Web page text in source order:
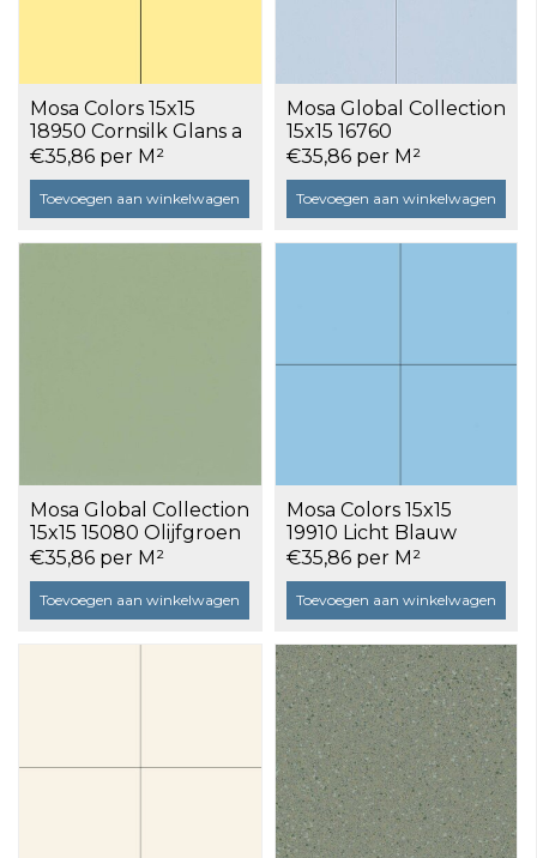
Mosa Colors 15x15
18950 Cornsilk Glans a
1 m²
€35,86 per M²
Toevoegen aan winkelwagen
Mosa Global Collection
15x15 16760
Sevresblauw Uni
Glans a 1 m²
€35,86 per M²
Toevoegen aan winkelwagen
Mosa Global Collection
15x15 15080 Olijfgroen
Uni Mat a 1 m²
€35,86 per M²
Toevoegen aan winkelwagen
Mosa Colors 15x15
19910 Licht Blauw
Glans a 1 m²
€35,86 per M²
Toevoegen aan winkelwagen